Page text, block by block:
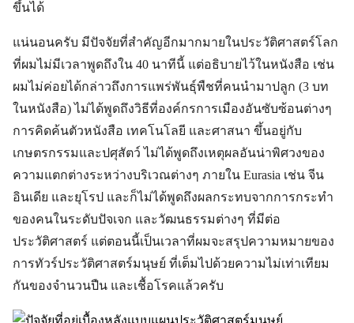
ขึ้นได้
แน่นอนครับ มีปัจจัยที่สำคัญอีกมากมายในประวัติศาสตร์โลก
ที่ผมไม่มีเวลาพูดถึงใน 40 นาทีนี้ แต่อธิบายไว้ในหนังสือ เช่น
ผมไม่ค่อยได้กล่าวถึงการแพร่พันธุ์พืชที่คนนำมาปลูก (3 บท
ในหนังสือ) ไม่ได้พูดถึงวิธีที่องค์กรการเมืองอันซับซ้อนต่างๆ
การคิดค้นตัวหนังสือ เทคโนโลยี และศาสนา ขึ้นอยู่กับ
เกษตรกรรมและปศุสัตว์ ไม่ได้พูดถึงเหตุผลอันน่าพิศวงของ
ความแตกต่างระหว่างบริเวณต่างๆ ภายใน Eurasia เช่น จีน
อินเดีย และยุโรป และก็ไม่ได้พูดถึงผลกระทบจากการกระทำ
ของคนในระดับปัจเจก และวัฒนธรรมต่างๆ ที่มีต่อ
ประวัติศาสตร์ แต่ตอนนี้เป็นเวลาที่ผมจะสรุปความหมายของ
การทัวร์ประวัติศาสตร์มนุษย์ ที่เต็มไปด้วยความไม่เท่าเทียม
กันของจำนวนปืน และเชื้อโรคแล้วครับ